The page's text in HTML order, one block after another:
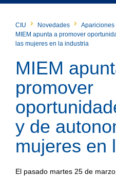
CIU Novedades
Apariciones
MIEM apunta a promover
las mujeres en la industria
MIEM
promover
y de
mujeres en
El pasado martes 25 de